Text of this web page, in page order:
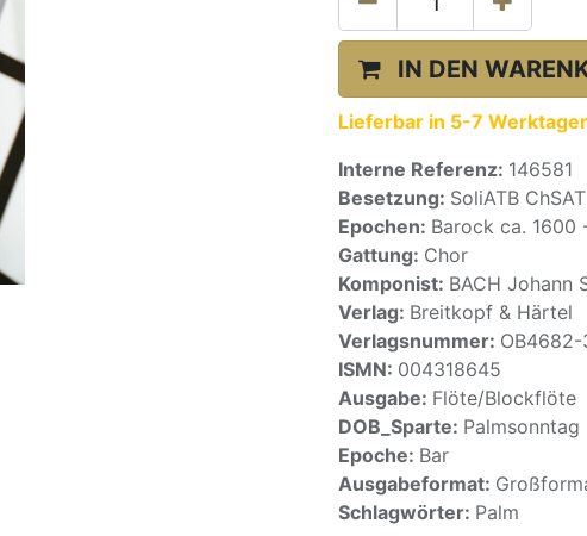
IN DEN
Lieferbar in 5-7
Interne Referenz: 146581
Besetzung: SoliATB
Epochen: Barock ca. 1600
Gattung: Chor
Komponist: BACH Johann
Verlag: Breitkopf & Härtel
Verlagsnummer: OB4682-
ISMN: 004318645
Ausgabe: Flöte/Blockflöte
DOB_Sparte: Palmsonntag
Epoche: Bar
Ausgabeformat:
Schlagwörter: Palm